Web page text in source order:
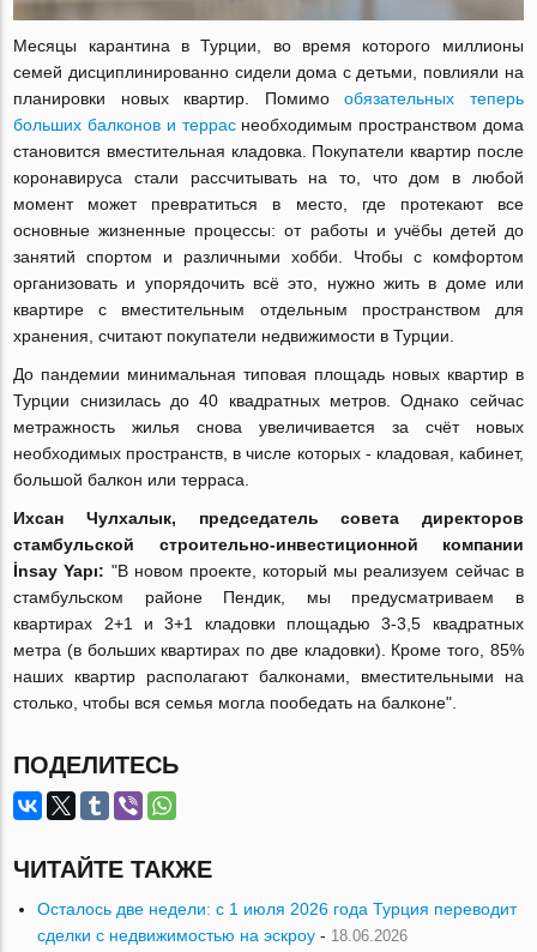
Месяцы карантина в Турции, во время которого миллионы
семей дисциплинированно сидели дома с детьми, повлияли на
планировки новых квартир. Помимообязательных теперь
больших балконов и терраснеобходимым пространством дома
становится вместительная кладовка. Покупатели квартир после
коронавируса стали рассчитывать на то, что дом в любой
момент может превратиться в место, где протекают все
основные жизненные процессы: от работы и учёбы детей до
занятий спортом и различными хобби. Чтобы с комфортом
организовать и упорядочить всё это, нужно жить в доме или
квартире с вместительным отдельным пространством для
хранения, считают покупатели недвижимости в Турции.
До пандемии минимальная типовая площадь новых квартир в
Турции снизилась до 40 квадратных метров. Однако сейчас
метражность жилья снова увеличивается за счёт новых
необходимых пространств, в числе которых - кладовая, кабинет,
большой балкон или терраса.
Ихсан Чулхалык, председатель совета директоров
стамбульской строительно-инвестиционной компании
İnsay Yapı: "В новом проекте, который мы реализуем сейчас в
стамбульском районе Пендик, мы предусматриваем в
квартирах 2+1 и 3+1 кладовки площадью 3-3,5 квадратных
метра (в больших квартирах по две кладовки). Кроме того, 85%
наших квартир располагают балконами, вместительными на
столько, чтобы вся семья могла пообедать на балконе".
ПОДЕЛИТЕСЬ
ЧИТАЙТЕ ТАКЖЕ
Осталось две недели: с 1 июля 2026 года Турция переводит
сделки с недвижимостью на эскроу - 18.06.2026